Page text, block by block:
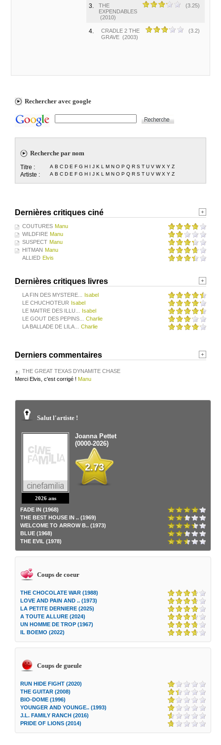
3.
THE
EXPENDABLES
(2010)
(3.25)
4.
CRADLE 2 THE
GRAVE (2003)
(3.2)
Rechercher avec google
Recherche par nom
Titre : A B C D E F G H I J K L M N O P Q R S T U V W X Y Z
Artiste : A B C D E F G H I J K L M N O P Q R S T U V W X Y Z
Dernières critiques ciné
COUTURES Manu
WILDFIRE Manu
SUSPECT Manu
HITMAN Manu
ALLIED Elvis
Dernières critiques livres
LA FIN DES MYSTERE...
Isabel
LE CHUCHOTEUR Isabel
LE MAITRE DES ILLU...
Isabel
LE GOUT DES PEPINS...
Charlie
LA BALLADE DE LILA...
Charlie
Derniers commentaires
THE GREAT TEXAS DYNAMITE CHASE
Merci Elvis, c'est corrigé ! Manu
Salut l'artiste !
2026 ans
Joanna Pettet
(0000-2026)
2.73
FADE IN (1968)
THE BEST HOUSE IN .. (1969)
WELCOME TO ARROW B.. (1973)
BLUE (1968)
THE EVIL (1978)
Coups de coeur
THE CHOCOLATE WAR (1988)
LOVE AND PAIN AND .. (1973)
LA PETITE DERNIERE (2025)
A TOUTE ALLURE (2024)
UN HOMME DE TROP (1967)
IL BOEMO (2022)
Coups de gueule
RUN HIDE FIGHT (2020)
THE GUITAR (2008)
BIO-DOME (1996)
YOUNGER AND YOUNGE.. (1993)
J.L. FAMILY RANCH (2016)
PRIDE OF LIONS (2014)